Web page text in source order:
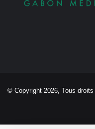
© Copyright 2026, Tous